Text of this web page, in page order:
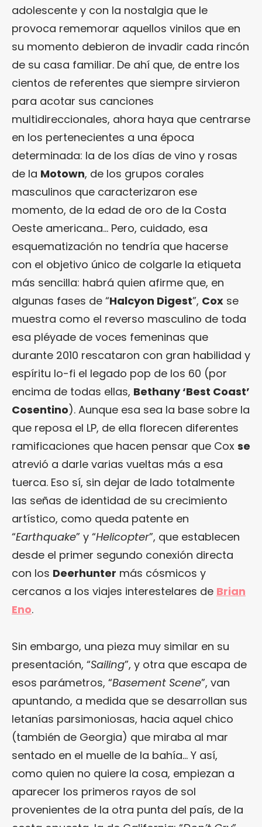
adolescente y con la nostalgia que le
provoca rememorar aquellos vinilos que en
su momento debieron de invadir cada rincón
de su casa familiar. De ahí que, de entre los
cientos de referentes que siempre sirvieron
para acotar sus canciones
multidireccionales, ahora haya que centrarse
en los pertenecientes a una época
determinada: la de los días de vino y rosas
de la Motown, de los grupos corales
masculinos que caracterizaron ese
momento, de la edad de oro de la Costa
Oeste americana… Pero, cuidado, esa
esquematización no tendría que hacerse
con el objetivo único de colgarle la etiqueta
más sencilla: habrá quien afirme que, en
algunas fases de “Halcyon Digest”, Cox se
muestra como el reverso masculino de toda
esa pléyade de voces femeninas que
durante 2010 rescataron con gran habilidad y
espíritu lo-fi el legado pop de los 60 (por
encima de todas ellas, Bethany ‘Best Coast’
Cosentino). Aunque esa sea la base sobre la
que reposa el LP, de ella florecen diferentes
ramificaciones que hacen pensar que Cox se
atrevió a darle varias vueltas más a esa
tuerca. Eso sí, sin dejar de lado totalmente
las señas de identidad de su crecimiento
artístico, como queda patente en
“Earthquake” y “Helicopter”, que establecen
desde el primer segundo conexión directa
con los Deerhunter más cósmicos y
cercanos a los viajes interestelares de Brian
Eno.
Sin embargo, una pieza muy similar en su
presentación, “Sailing”, y otra que escapa de
esos parámetros, “Basement Scene”, van
apuntando, a medida que se desarrollan sus
letanías parsimoniosas, hacia aquel chico
(también de Georgia) que miraba al mar
sentado en el muelle de la bahía… Y así,
como quien no quiere la cosa, empiezan a
aparecer los primeros rayos de sol
provenientes de la otra punta del país, de la